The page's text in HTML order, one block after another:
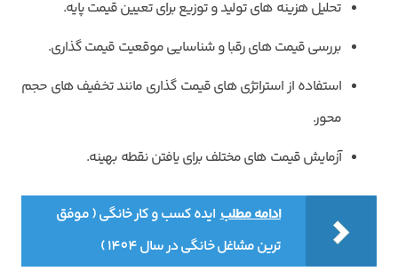
تحلیل هزینه های تولید و توزیع برای تعیین قیمت پایه.
بررسی قیمت های رقبا و شناسایی موقعیت قیمت گذاری.
استفاده از استراتژی های قیمت گذاری مانند تخفیف های حجم
محور.
آزمایش قیمت های مختلف برای یافتن نقطه بهینه.
ادامه مطلب ایده کسب و کار خانگی ( موفق
ترین مشاغل خانگی در سال 1404 )
ارسال کد
ویرایش شماره موبایل